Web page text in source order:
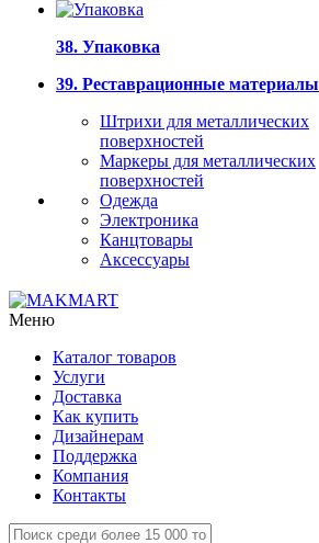
38. Упаковка
39. Реставрационные материалы
Штрихи для металлических
поверхностей
Маркеры для металлических
поверхностей
Одежда
Электроника
Канцтовары
Аксессуары
Меню
Каталог товаров
Услуги
Доставка
Как купить
Дизайнерам
Поддержка
Компания
Контакты